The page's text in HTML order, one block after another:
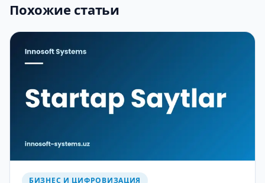
Похожие статьи
БИЗНЕС И ЦИФРОВИЗАЦИЯ